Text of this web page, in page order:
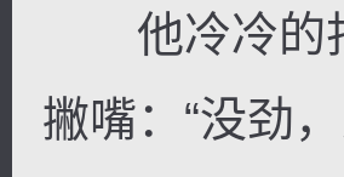
他冷冷的扫
撇嘴：“没劲